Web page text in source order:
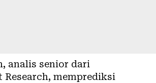
analis senior dari
memprediksi